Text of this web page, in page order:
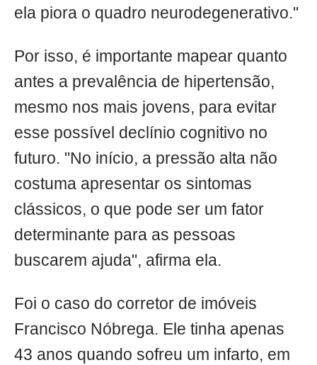
ela piora o quadro neurodegenerativo."
Por isso, é importante mapear quanto
antes a prevalência de hipertensão,
mesmo nos mais jovens, para evitar
esse possível declínio cognitivo no
futuro. "No início, a pressão alta não
costuma apresentar os sintomas
clássicos, o que pode ser um fator
determinante para as pessoas
buscarem ajuda", afirma ela.
Foi o caso do corretor de imóveis
Francisco Nóbrega. Ele tinha apenas
43 anos quando sofreu um infarto, em